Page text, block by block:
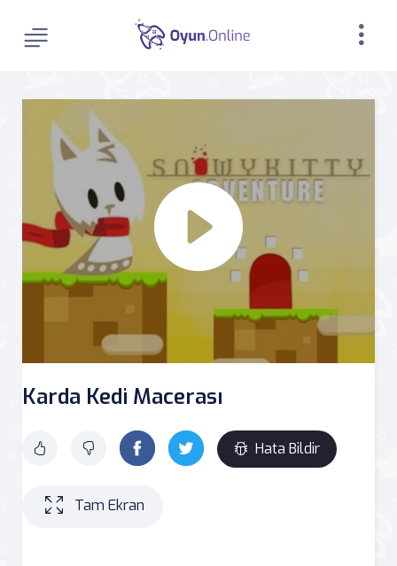
Karda Kedi Macerası
Hata Bildir
Tam Ekran